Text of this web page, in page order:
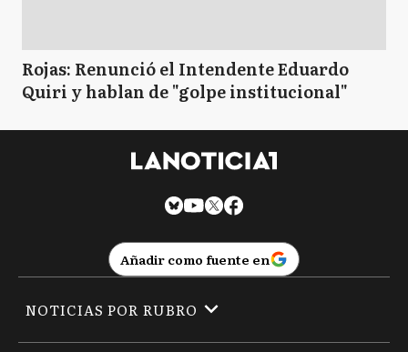
Rojas: Renunció el Intendente Eduardo
Quiri y hablan de "golpe institucional"
Añadir como fuente en
NOTICIAS POR RUBRO